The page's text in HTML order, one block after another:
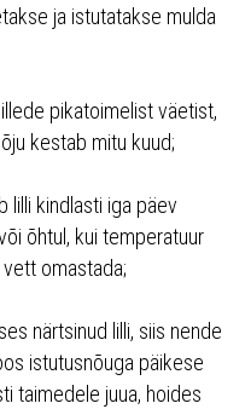
ja istutatakse mulda
pikatoimelist väetist,
kestab mitu kuud;
lilli kindlasti iga päev
õhtul, kui temperatuur
omastada;
närtsinud lilli, siis nende
istutusnõuga päikese
taimedele juua, hoides